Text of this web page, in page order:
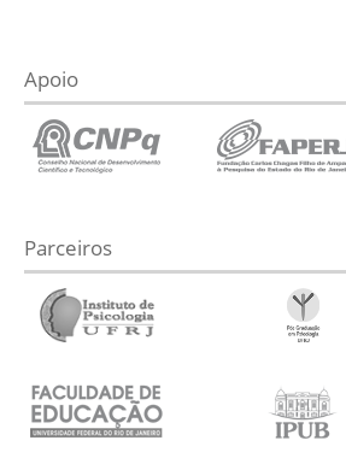
Apoio
Parceiros